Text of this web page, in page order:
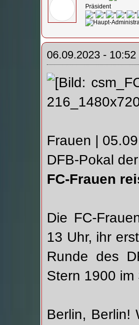
Präsident
06.09.2023 - 10:52
Frauen |
DFB-Pokal
FC-Frauen
Die FC-
13 Uhr, ihr
Runde des
Stern 1900
Berlin, Berlin!